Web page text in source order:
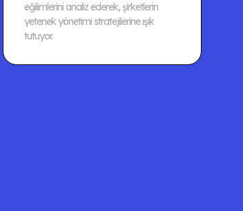
eğilimlerini analiz ederek, şirketlerin
yetenek yönetimi stratejilerine ışık
tutuyor.